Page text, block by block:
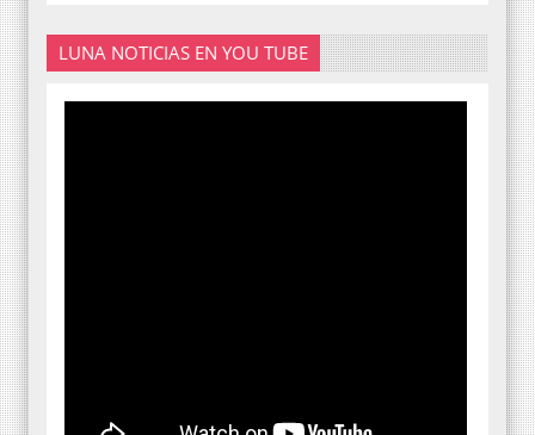
LUNA NOTICIAS EN YOU TUBE